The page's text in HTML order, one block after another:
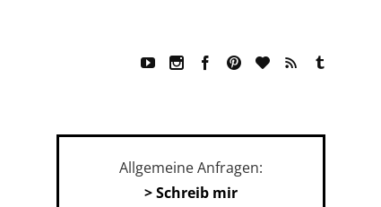
Allgemeine Anfragen:
> Schreib mir